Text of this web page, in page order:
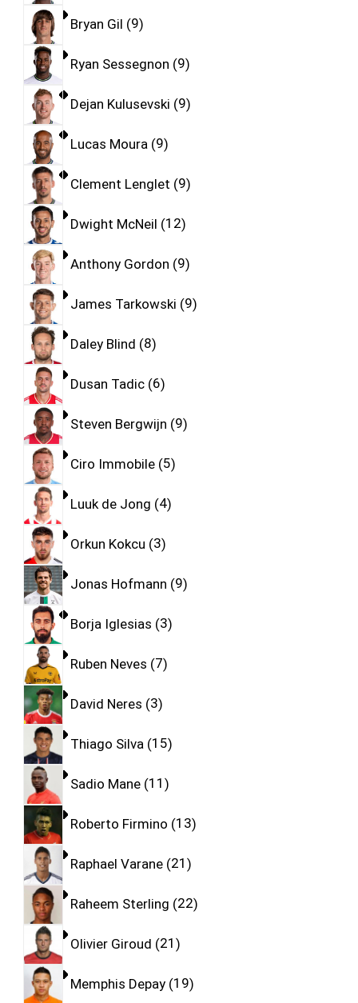
Bryan Gil 9
Ryan Sessegnon 9
Dejan Kulusevski 9
Lucas Moura 9
Clement Lenglet 9
Dwight McNeil 12
Anthony Gordon 9
James Tarkowski 9
Daley Blind 8
Dusan Tadic 6
Steven Bergwijn 9
Ciro Immobile 5
Luuk de Jong 4
Orkun Kokcu 3
Jonas Hofmann 9
Borja Iglesias 3
Ruben Neves 7
David Neres 3
Thiago Silva 15
Sadio Mane 11
Roberto Firmino 13
Raphael Varane 21
Raheem Sterling 22
Olivier Giroud 21
Memphis Depay 19